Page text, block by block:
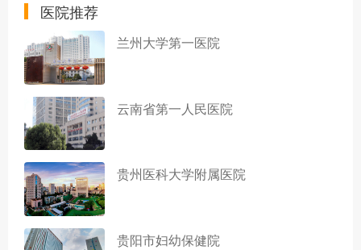
医院推荐
兰州大学第一医院
云南省第一人民医院
贵州医科大学附属医院
贵阳市妇幼保健院